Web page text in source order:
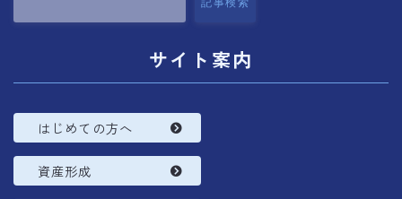
記事検索
サイト案内
はじめての方へ
資産形成